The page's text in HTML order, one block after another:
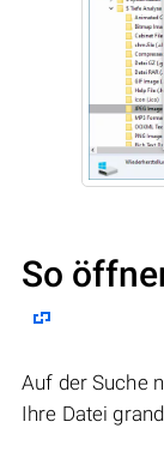
So
Auf der Suche
Ihre Datei